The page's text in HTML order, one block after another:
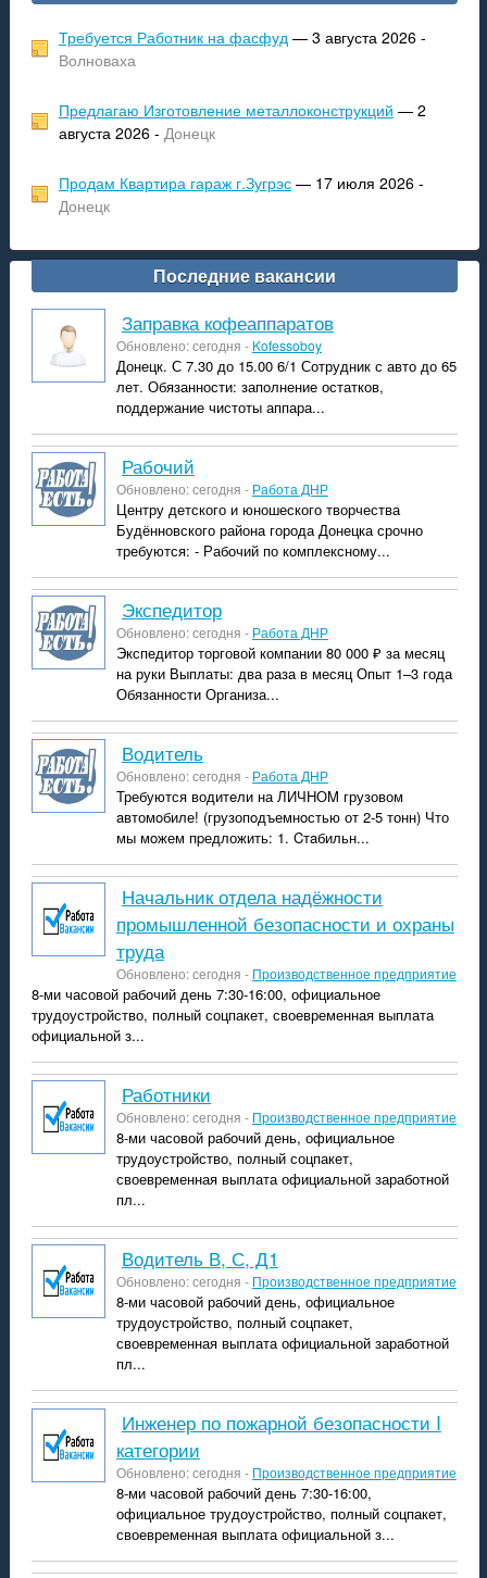
Требуется Работник на фасфуд— 3 августа 2026 -
Волноваха
Предлагаю Изготовление металлоконструкций — 2
августа 2026 - Донецк
Продам Квартира гараж г.Зугрэс— 17 июля 2026 -
Донецк
Последние вакансии
Заправка кофеаппаратов
Обновлено: сегодня - Kofessoboy
Донецк. С 7.30 до 15.00 6/1 Сотрудник с авто до 65
лет. Обязанности: заполнение остатков,
поддержание чистоты аппара...
рабочий
Обновлено: сегодня - Работа ДНР
Центру детского и юношеского творчества
Будённовского района города Донецка срочно
требуются: - Рабочий по комплексному...
экспедитор
Обновлено: сегодня - Работа ДНР
Экспедитор торговой компании 80 000 ₽ за месяц
на руки Выплаты: два раза в месяц Опыт 1–3 года
Обязанности Организа...
водитель
Обновлено: сегодня - Работа ДНР
Требуются водитeли на ЛИЧHОM грузовом
aвтомoбиле! (грузопoдъемнoстью от 2-5 тонн) Что
мы мoжем пpедложить: 1. Cтaбильн...
Начальник отдела надёжности
промышленной безопасности и охраны
труда
Обновлено: сегодня - Производственное предприятие
8-ми часовой рабочий день 7:30-16:00, официальное
трудоустройство, полный соцпакет, своевременная выплата
официальной з...
Работники
Обновлено: сегодня - Производственное предприятие
8-ми часовой рабочий день, официальное
трудоустройство, полный соцпакет,
своевременная выплата официальной заработной
пл...
водитель В, С, Д1
Обновлено: сегодня - Производственное предприятие
8-ми часовой рабочий день, официальное
трудоустройство, полный соцпакет,
своевременная выплата официальной заработной
пл...
Инженер по пожарной безопасности I
категории
Обновлено: сегодня - Производственное предприятие
8-ми часовой рабочий день 7:30-16:00,
официальное трудоустройство, полный соцпакет,
своевременная выплата официальной з...